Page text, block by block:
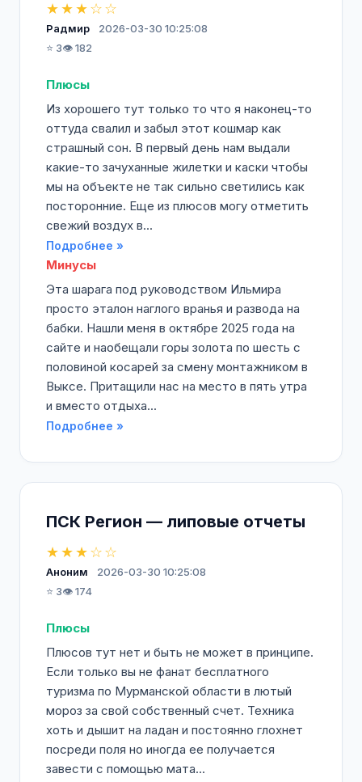
★★★☆☆
Радмир
2026-03-30 10:25:08
⭐ 3👁️ 182
Плюсы
Из хорошего тут только то что я наконец-то
оттуда свалил и забыл этот кошмар как
страшный сон. В первый день нам выдали
какие-то зачуханные жилетки и каски чтобы
мы на объекте не так сильно светились как
посторонние. Еще из плюсов могу отметить
свежий воздух в...
Подробнее »
Минусы
Эта шарага под руководством Ильмира
просто эталон наглого вранья и развода на
бабки. Нашли меня в октябре 2025 года на
сайте и наобещали горы золота по шесть с
половиной косарей за смену монтажником в
Выксе. Притащили нас на место в пять утра
и вместо отдыха...
Подробнее »
ПСК Регион — липовые отчеты
★★★☆☆
Аноним
2026-03-30 10:25:08
⭐ 3👁️ 174
Плюсы
Плюсов тут нет и быть не может в принципе.
Если только вы не фанат бесплатного
туризма по Мурманской области в лютый
мороз за свой собственный счет. Техника
хоть и дышит на ладан и постоянно глохнет
посреди поля но иногда ее получается
завести с помощью мата...